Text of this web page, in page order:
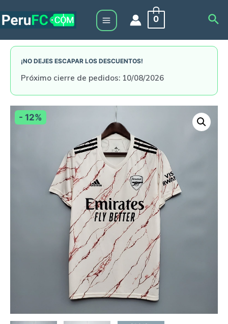
to
Main
Menu
0
¡NO DEJES ESCAPAR LOS DESCUENTOS!
Próximo cierre de pedidos: 10/08/2026
- 12%